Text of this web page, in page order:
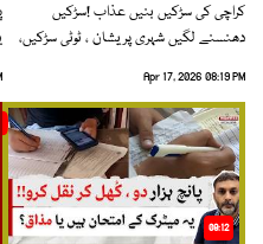
کراچی کی سڑکیں بنیں عذاب !سڑکیں
دھنسنے لگیں شہری پریشان ، ٹوٹی سڑکیں،
Apr 17, 2026 08:19 PM
09:12